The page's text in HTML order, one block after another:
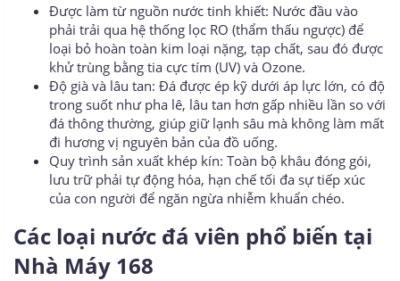
Được làm từ nguồn nước tinh khiết: Nước đầu vào
phải trải qua hệ thống lọc RO (thẩm thấu ngược) để
loại bỏ hoàn toàn kim loại nặng, tạp chất, sau đó được
khử trùng bằng tia cực tím (UV) và Ozone.
Độ già và lâu tan: Đá được ép kỹ dưới áp lực lớn, có độ
trong suốt như pha lê, lâu tan hơn gấp nhiều lần so với
đá thông thường, giúp giữ lạnh sâu mà không làm mất
đi hương vị nguyên bản của đồ uống.
Quy trình sản xuất khép kín: Toàn bộ khâu đóng gói,
lưu trữ phải tự động hóa, hạn chế tối đa sự tiếp xúc
của con người để ngăn ngừa nhiễm khuẩn chéo.
Các loại nước đá viên phổ biến tại
Nhà Máy 168​